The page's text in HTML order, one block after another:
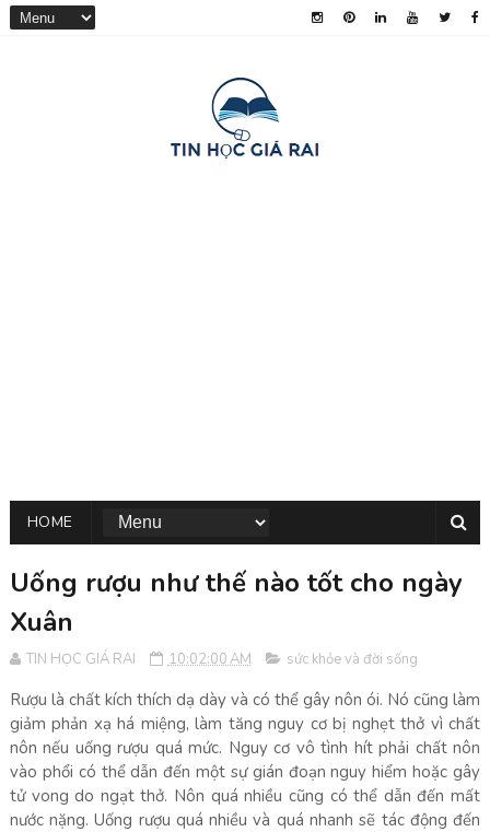
HOME
Uống rượu như thế nào tốt cho ngày
Xuân
TIN HỌC GIÁ RAI 10:02:00 AM sức khỏe và đời sống
Rượu là chất kích thích dạ dày và có thể gây nôn ói. Nó cũng làm
giảm phản xạ há miệng, làm tăng nguy cơ bị nghẹt thở vì chất
nôn nếu uống rượu quá mức. Nguy cơ vô tình hít phải chất nôn
vào phổi có thể dẫn đến một sự gián đoạn nguy hiểm hoặc gây
tử vong do ngạt thở. Nôn quá nhiều cũng có thể dẫn đến mất
nước nặng. Uống rượu quá nhiều và quá nhanh sẽ tác động đến